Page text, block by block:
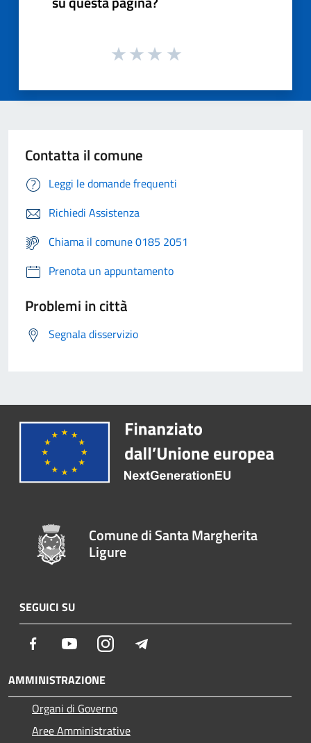
Contatta il comune
Leggi le domande frequenti
Richiedi Assistenza
Chiama il comune 0185 2051
Prenota un appuntamento
Problemi in città
Segnala disservizio
Comune di Santa Margherita
Ligure
SEGUICI SU
Facebook YoutubeInstagram
AMMINISTRAZIONE
Organi di Governo
Aree Amministrative